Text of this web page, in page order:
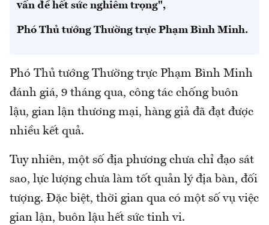
vấn đề hết sức nghiêm trọng",
Phó Thủ tướng Thường trực Phạm Bình Minh.
Phó Thủ tướng Thường trực Phạm Bình Minh
đánh giá, 9 tháng qua, công tác chống buôn
lậu, gian lận thương mại, hàng giả đã đạt được
nhiều kết quả.
Tuy nhiên, một số địa phương chưa chỉ đạo sát
sao, lực lượng chưa làm tốt quản lý địa bàn, đối
tượng. Đặc biệt, thời gian qua có một số vụ việc
gian lận, buôn lậu hết sức tinh vi.